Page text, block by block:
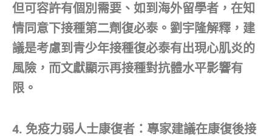
但可容許有個別需要、如到海外留學者，在知
情同意下接種第二劑復必泰。劉宇隆解釋，建
議是考慮到青少年接種復必泰有出現心肌炎的
風險，而文獻顯示再接種對抗體水平影響有
限。
4. 免疫力弱人士康復者：專家建議在康復後接